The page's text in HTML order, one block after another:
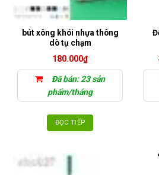
bút xông khói nhựa thông
dò tụ chạm
180.000₫
Đã bán: 23 sản
phẩm/tháng
ĐỌC TIẾP